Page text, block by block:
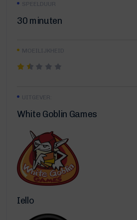
SPEELDUUR
30 minuten
MOEILIJKHEID
UITGEVER:
White Goblin Games
Iello